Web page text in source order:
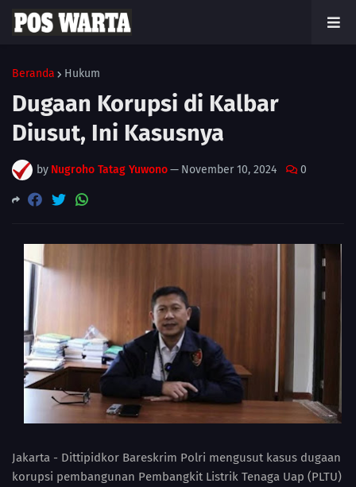
Beranda Hukum
Dugaan Korupsi di Kalbar
Diusut, Ini Kasusnya
by Nugroho Tatag Yuwono— November 10, 2024 0
Jakarta - Dittipidkor Bareskrim Polri mengusut kasus dugaan
korupsi pembangunan Pembangkit Listrik Tenaga Uap (PLTU)